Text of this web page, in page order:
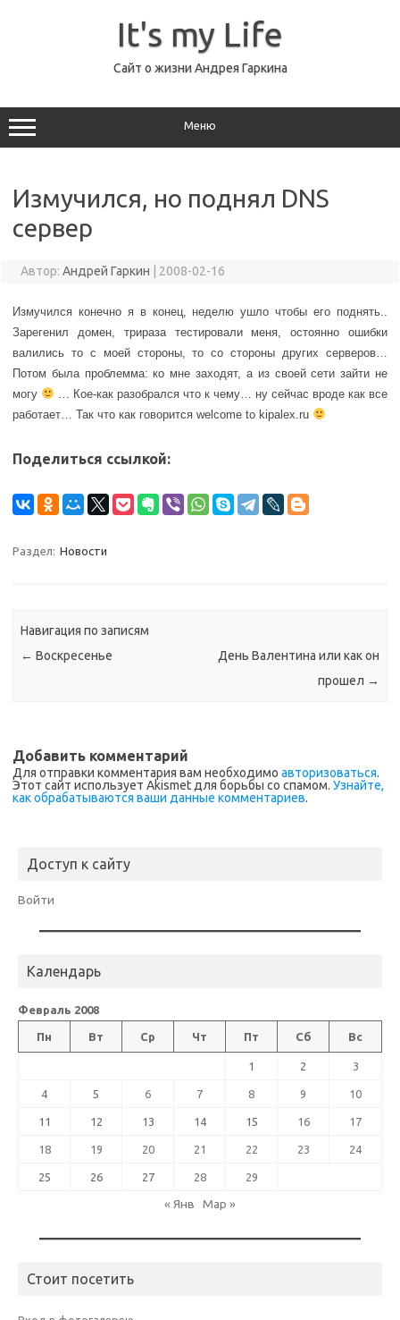
It's my Life
Сайт о жизни Андрея Гаркина
Меню
Измучился, но поднял DNS
сервер
Автор: Андрей Гаркин 2008-02-16
Измучился конечно я в конец, неделю ушло чтобы его поднять..
Зарегенил домен, трираза тестировали меня, остоянно ошибки
валились то с моей стороны, то со стороны других серверов…
Потом была проблемма: ко мне заходят, а из своей сети зайти не
могу
… Кое-как разобрался что к чему… ну сейчас вроде как все
работает… Так что как говорится welcome to kipalex.ru
Поделиться ссылкой:
Раздел: Новости
Навигация по записям
← Воскресенье
День Валентина или как он
прошел →
Добавить комментарий
Для отправки комментария вам необходимо авторизоваться.
Этот сайт использует Akismet для борьбы со спамом. Узнайте,
как обрабатываются ваши данные комментариев.
Доступ к сайту
Войти
Календарь
Февраль 2008
Пн Вт Ср Чт Пт Сб Вс
1 2 3
4 5 6 7 8 9 10
11 12 13 14 15 16 17
18 19 20 21 22 23 24
25 26 27 28 29
« Янв Мар »
Стоит посетить